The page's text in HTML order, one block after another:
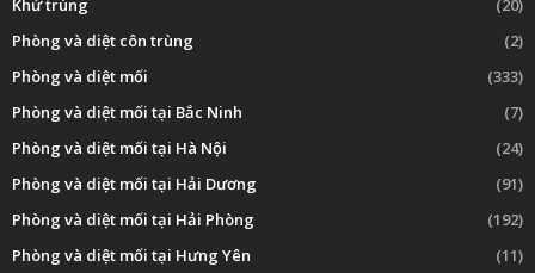
Phòng và diệt côn trùng
(2)
Phòng và diệt mối
(333)
Phòng và diệt mối tại Bắc Ninh
(7)
Phòng và diệt mối tại Hà Nội
(24)
Phòng và diệt mối tại Hải Dương
(91)
Phòng và diệt mối tại Hải Phòng
(192)
Phòng và diệt mối tại Hưng Yên
(11)